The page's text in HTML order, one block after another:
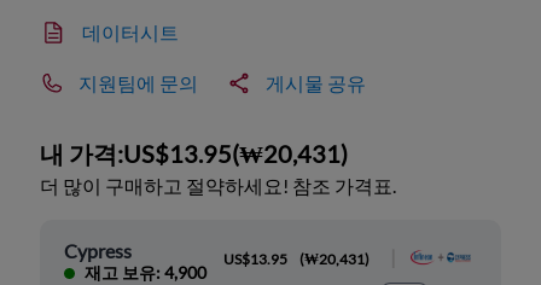
데이터시트
지원팀에 문의 게시물 공유
내 가격:US$13.95(₩20,431)
더 많이 구매하고 절약하세요! 참조 가격표.
Cypress
재고 보유: 4,900
US$13.95 (₩20,431)